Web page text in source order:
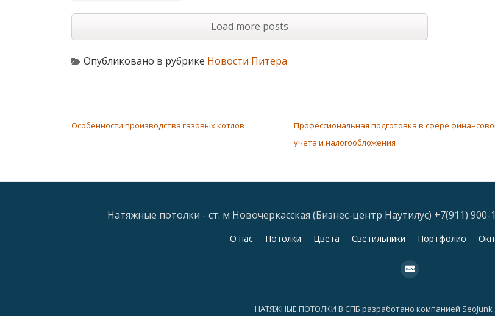
Load more posts
Опубликовано в рубрике Новости Питера
Особенности производства газовых котлов
Профессиональная подготовка в сфере
учета и налогообложения
Натяжные потолки - ст. м Новочеркасская (Бизнес-центр Наутилус) +7(911)
ДополнительноеО нас Потолки Цвета Светильники Портфолио
fa-
paypal
НАТЯЖНЫЕ ПОТОЛКИ В СПБ разработано компанией SeoJunk